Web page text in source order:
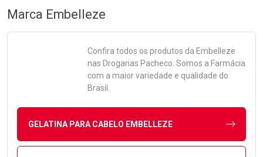
Marca Embelleze
Confira todos os produtos da Embelleze
nas Drogarias Pacheco. Somos a Farmácia
com a maior variedade e qualidade do
Brasil.
GELATINA PARA CABELO EMBELLEZE